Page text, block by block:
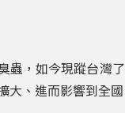
蟲，如今現蹤台灣
大、進而影響到全